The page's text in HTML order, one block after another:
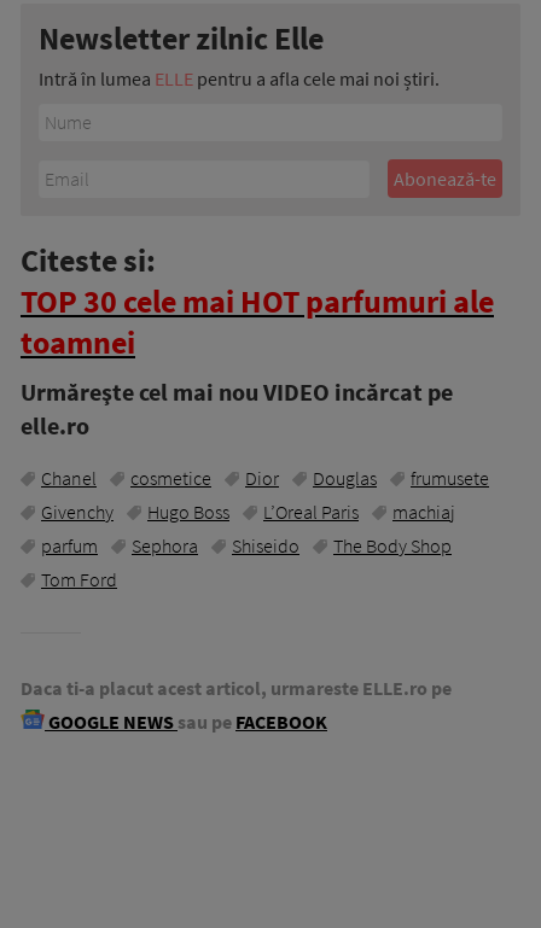
Newsletter zilnic Elle
Intră în lumea ELLE pentru a afla cele mai noi știri.
Citeste si:
TOP 30 cele mai HOT parfumuri ale
toamnei
Urmăreşte cel mai nou VIDEO incărcat pe
elle.ro
Chanel cosmetice Dior Douglas
frumusete
Givenchy
Hugo Boss L’Oreal Paris
machiaj
parfum
Sephora Shiseido
The Body Shop
Tom Ford
Daca ti-a placut acest articol, urmareste ELLE.ro pe
GOOGLE NEWS sau pe FACEBOOK